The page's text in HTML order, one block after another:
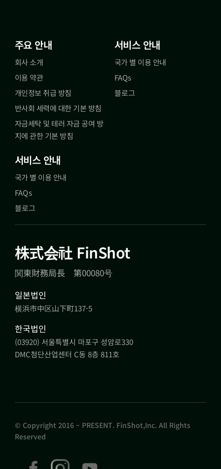
주요 안내
회사 소개
이용 약관
개인정보 취급 방침
반사회 세력에 대한 기본 방침
자금세탁 및 테러 자금 공여 방
지에 관한 기본 방침
서비스 안내
국가 별 이용 안내
FAQs
블로그
서비스 안내
국가 별 이용 안내
FAQs
블로그
株式会社 FinShot
関東財務局長 第00080号
일본법인
横浜市中区山下町137-5
한국법인
(03920) 서울특별시 마포구 성암로330
DMC첨단산업센터 C동 8층 811호
© Copyright 2016 – PRESENT. FinShot,Inc. All Rights
Reserved